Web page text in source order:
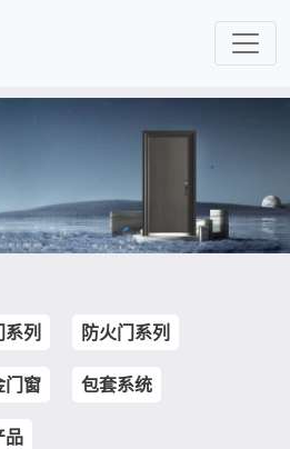
系列 防火门系列
门窗 包套系统
品